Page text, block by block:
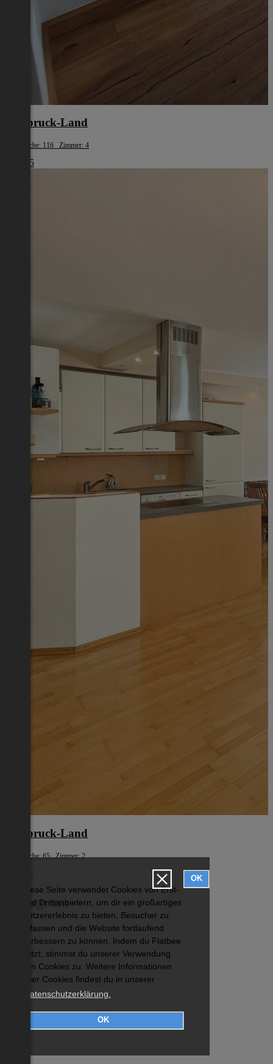
Diese Seite verwendet Cookies von Erst-
und Drittanbietern, um dir ein großartiges
Nutzererlebnis zu bieten, Besucher zu
erfassen und die Website fortlaufend
verbessern zu können. Indem du Flatbee
nutzt, stimmst du unserer Verwendung
von Cookies zu. Weitere Informationen
über Cookies findest du in unserer
Datenschutzerklärung.
OK
OK
Innsbruck-Land
Wohnfläche: 116 Zimmer: 4
€ 1.945
Innsbruck-Land
Wohnfläche: 65 Zimmer: 2
Instagram